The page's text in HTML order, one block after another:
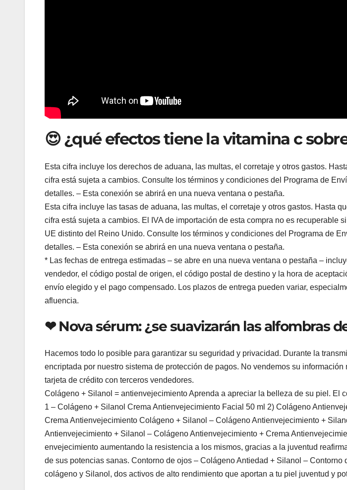
😍 ¿qué efectos tiene la vitamina c
Esta cifra incluye los derechos de aduana, las multas, el corretaje y otros gastos.
cifra está sujeta a cambios. Consulte los términos y condiciones del Programa de
detalles. – Esta conexión se abrirá en una nueva ventana o pestaña.
Esta cifra incluye las tasas de aduana, las multas, el corretaje y otros gastos. Hasta
cifra está sujeta a cambios. El IVA de importación de esta compra no es recuperable
UE distinto del Reino Unido. Consulte los términos y condiciones del Programa de
detalles. – Esta conexión se abrirá en una nueva ventana o pestaña.
* Las fechas de entrega estimadas – se abre en una nueva ventana o pestaña –
vendedor, el código postal de origen, el código postal de destino y la hora de
envío elegido y el pago compensado. Los plazos de entrega pueden variar,
afluencia.
❤ Nova sérum: ¿se suavizarán las alfombras
Hacemos todo lo posible para garantizar su seguridad y privacidad. Durante la
encriptada por nuestro sistema de protección de pagos. No vendemos su información
tarjeta de crédito con terceros vendedores.
Colágeno + Silanol = antienvejecimiento Aprenda a apreciar la belleza de su piel. El
1 – Colágeno + Silanol Crema Antienvejecimiento Facial 50 ml 2) Colágeno
Crema Antienvejecimiento Colágeno + Silanol – Colágeno Antienvejecimiento +
Antienvejecimiento + Silanol – Colágeno Antienvejecimiento + Crema
envejecimiento aumentando la resistencia a los mismos, gracias a la juventud
de sus potencias sanas. Contorno de ojos – Colágeno Antiedad + Silanol – Contorno
colágeno y Silanol, dos activos de alto rendimiento que aportan a tu piel juventud y